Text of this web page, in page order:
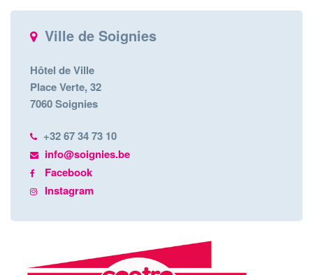
Ville de Soignies
Hôtel de Ville
Place Verte, 32
7060 Soignies
+32 67 34 73 10
info@soignies.be
Facebook
Instagram